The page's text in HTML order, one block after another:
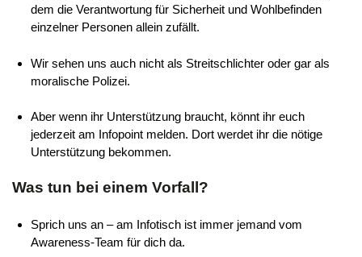
dem die Verantwortung für Sicherheit und Wohlbefinden
einzelner Personen allein zufällt.
Wir sehen uns auch nicht als Streitschlichter oder gar als
moralische Polizei.
Aber wenn ihr Unterstützung braucht, könnt ihr euch
jederzeit am Infopoint melden. Dort werdet ihr die nötige
Unterstützung bekommen.
Was tun bei einem Vorfall?
Sprich uns an – am Infotisch ist immer jemand vom
Awareness-Team für dich da.